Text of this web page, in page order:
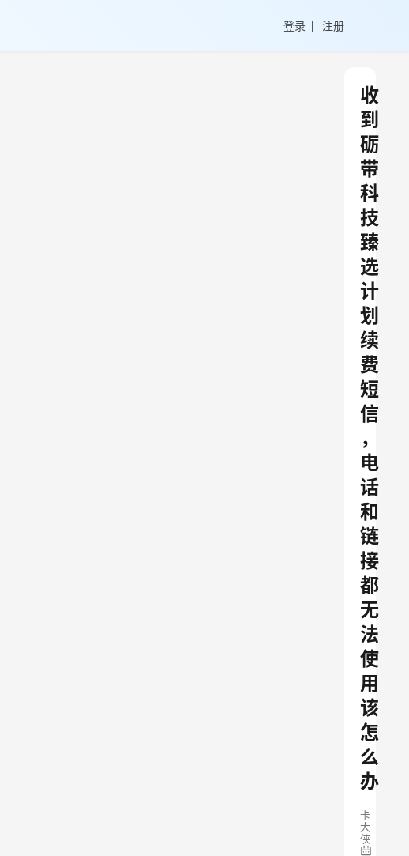
登录 注册
收
到
砺
带
科
技
臻
选
计
划
续
费
短
信
，
电
话
和
链
接
都
无
法
使
用
该
怎
么
办
卡
大
侠